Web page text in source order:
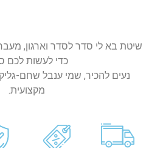
שיטת בא לי סדר לסדר וארגון,
כדי לעשות לכם
נעים להכיר, שמי ענבל שחם-
מקצועית.